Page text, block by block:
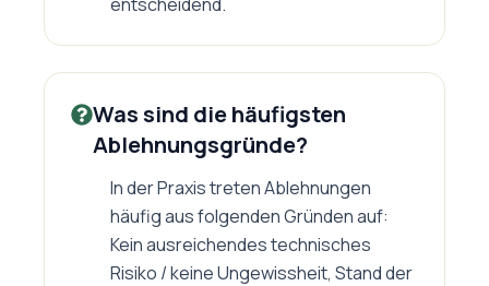
Was sind die häufigsten
Ablehnungsgründe?
In der Praxis treten Ablehnungen
häufig aus folgenden Gründen auf:
Kein ausreichendes technisches
Risiko / keine Ungewissheit, Stand der